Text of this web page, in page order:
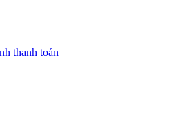
thanh toán